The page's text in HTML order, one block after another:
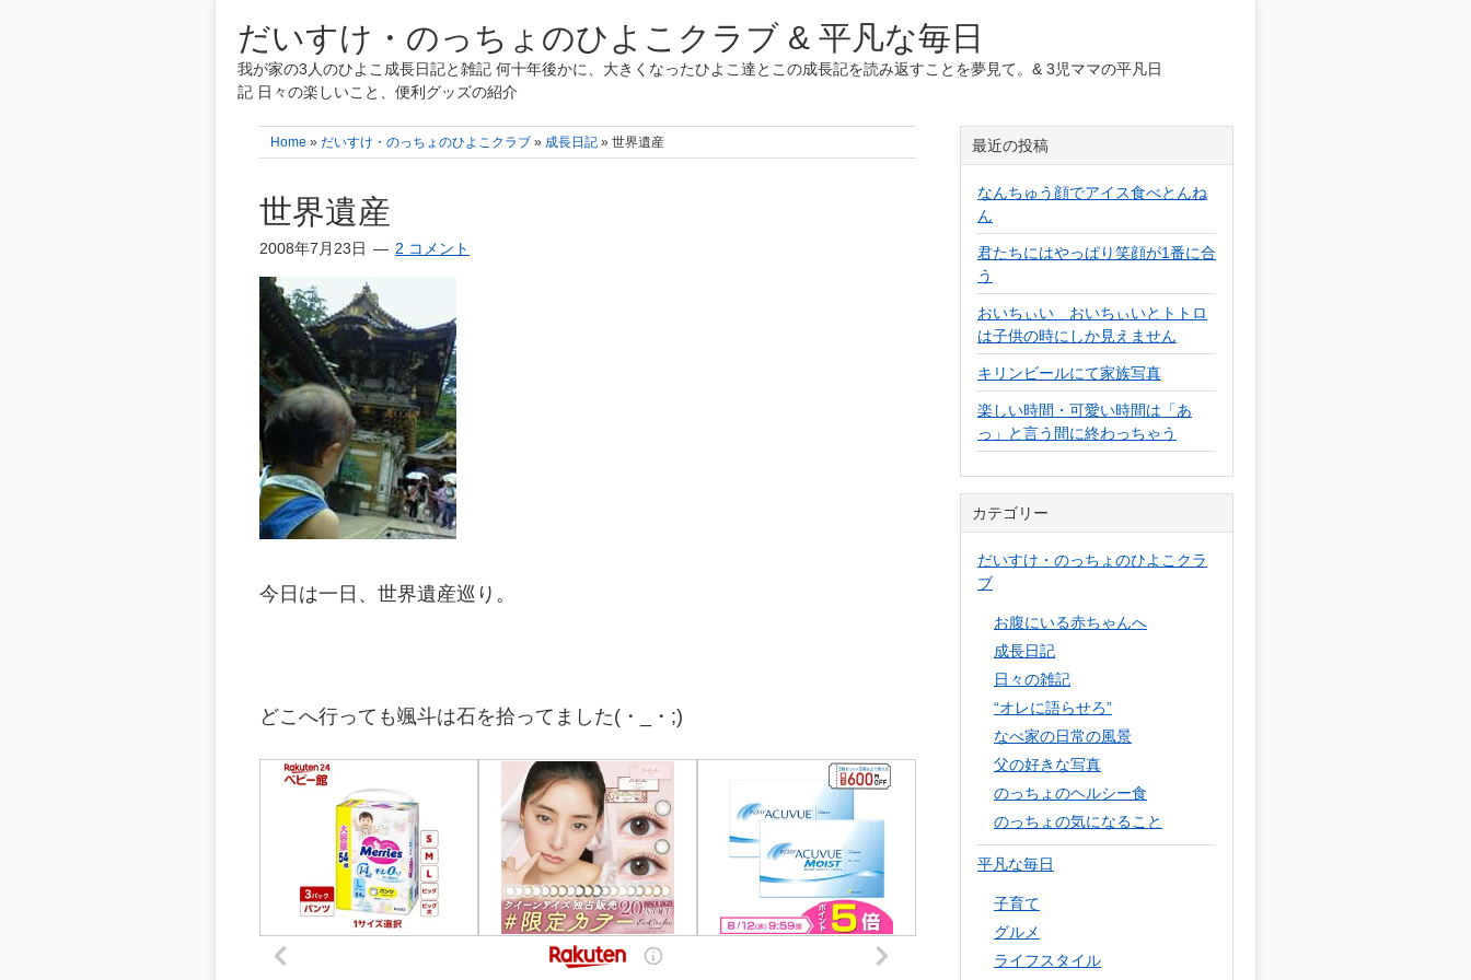
だいすけ・のっちょのひよこクラブ & 平凡な毎日
我が家の3人のひよこ成長日記と雑記 何十年後かに、大きくなったひよこ達とこの成長記を読み返すことを夢見て。& 3児ママの平凡日
記 日々の楽しいこと、便利グッズの紹介
Home » だいすけ・のっちょのひよこクラブ » 成長日記 » 世界遺産
世界遺産
2008年7月23日 2 コメント
今日は一日、世界遺産巡り。
どこへ行っても颯斗は石を拾ってました(・_・;)
最近の投稿
なんちゅう顔でアイス食べとんね
ん
君たちにはやっぱり笑顔が1番に合
う
おいちぃい おいちぃいとトトロ
は子供の時にしか見えません
キリンビールにて家族写真
楽しい時間・可愛い時間は「あ
っ」と言う間に終わっちゃう
カテゴリー
だいすけ・のっちょのひよこクラ
ブ
お腹にいる赤ちゃんへ
成長日記
日々の雑記
“オレに語らせろ”
なべ家の日常の風景
父の好きな写真
のっちょのヘルシー食
のっちょの気になること
平凡な毎日
子育て
グルメ
ライフスタイル